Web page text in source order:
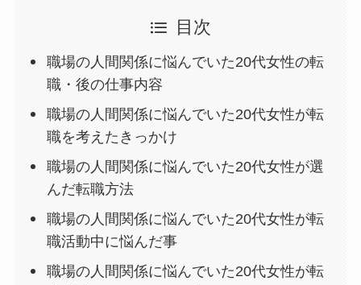
目次
職場の人間関係に悩んでいた20代女性の転
職・後の仕事内容
職場の人間関係に悩んでいた20代女性が転
職を考えたきっかけ
職場の人間関係に悩んでいた20代女性が選
んだ転職方法
職場の人間関係に悩んでいた20代女性が転
職活動中に悩んだ事
職場の人間関係に悩んでいた20代女性が転